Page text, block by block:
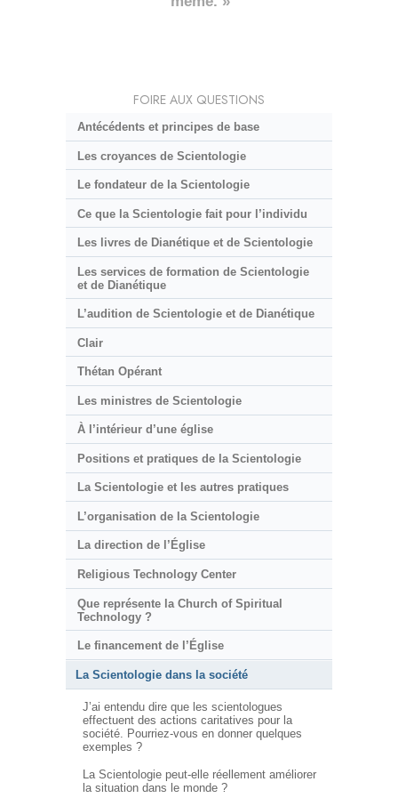
FOIRE AUX QUESTIONS
Antécédents et principes de base
Les croyances de Scientologie
Le fondateur de la Scientologie
Ce que la Scientologie fait pour l’individu
Les livres de Dianétique et de Scientologie
Les services de formation de Scientologie
et de Dianétique
L’audition de Scientologie et de Dianétique
Clair
Thétan Opérant
Les ministres de Scientologie
À l’intérieur d’une église
Positions et pratiques de la Scientologie
La Scientologie et les autres pratiques
L’organisation de la Scientologie
La direction de l’Église
Religious Technology Center
Que représente la Church of Spiritual
Technology ?
Le financement de l’Église
La Scientologie dans la société
J’ai entendu dire que les scientologues
effectuent des actions caritatives pour la
société. Pourriez-vous en donner quelques
exemples ?
La Scientologie peut-elle réellement améliorer
la situation dans le monde ?